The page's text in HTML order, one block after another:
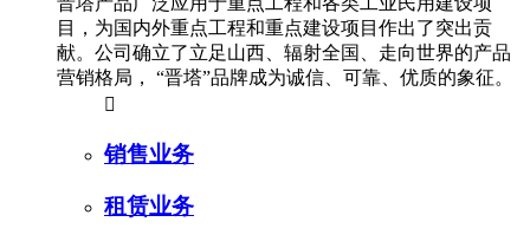
目，为国内外重点工程和重点建设项目作出了突出贡
献。公司确立了立足山西、辐射全国、走向世界的产品
营销格局， “晋塔”品牌成为诚信、可靠、优质的象征。

销售业务
租赁业务